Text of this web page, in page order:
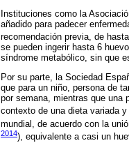
Instituciones como la
añadido para padecer
recomendación previa, de
se pueden ingerir hasta 6
síndrome metabólico, sin que
Por su parte, la Sociedad
que para un niño, persona de
por semana, mientras que una
contexto de una dieta variada y
mundial, de acuerdo con la
2014), equivalente a casi un